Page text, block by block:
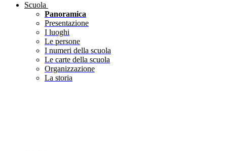
Scuola
Panoramica
Presentazione
I luoghi
Le persone
I numeri della scuola
Le carte della scuola
Organizzazione
La storia